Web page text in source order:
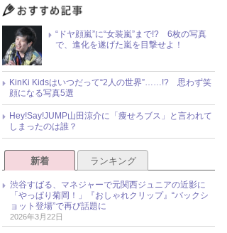
“ドヤ顔嵐”に“女装嵐”まで!? 6枚の写真
で、進化を遂げた嵐を目撃せよ！
KinKi Kidsはいつだって“2人の世界”……!? 思わず笑
顔になる写真5選
Hey!Say!JUMP山田涼介に「痩せろブス」と言われて
しまったのは誰？
新着 ランキング
渋谷すばる、マネジャーで元関西ジュニアの近影に
「やっぱり菊岡！」『おしゃれクリップ』“バックシ
ョット登場”で再び話題に
2026年3月22日